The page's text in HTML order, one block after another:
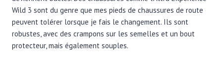
Wild 3 sont du genre que mes pieds de chaussures de route
peuvent tolérer lorsque je fais le changement. Ils sont
robustes, avec des crampons sur les semelles et un bout
protecteur, mais également souples.